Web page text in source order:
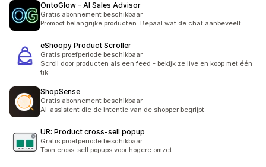
OntoGlow – AI Sales Advisor
Gratis abonnement beschikbaar
Promoot belangrijke producten. Bepaal wat de chat aanbeveelt.
eShoopy Product Scroller
Gratis proefperiode beschikbaar
Scroll door producten als een feed - bekijk ze live en koop met één
tik
ShopSense
Gratis abonnement beschikbaar
AI-assistent die de intentie van de shopper begrijpt.
UR: Product cross‑sell popup
Gratis proefperiode beschikbaar
Toon cross-sell popups voor hogere omzet.